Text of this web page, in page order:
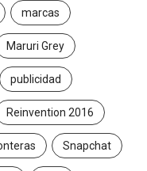
marcas
Maruri Grey
publicidad
Reinvention 2016
Snapchat